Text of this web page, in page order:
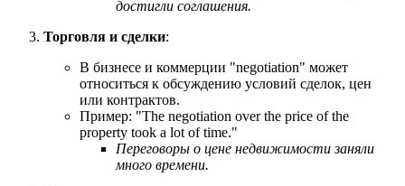
достигли соглашения.
Торговля и сделки:
В бизнесе и коммерции "negotiation" может
относиться к обсуждению условий сделок, цен
или контрактов.
Пример: "The negotiation over the price of the
property took a lot of time."
Переговоры о цене недвижимости заняли
много времени.